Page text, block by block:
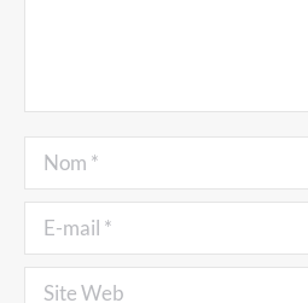
Nom *
E-mail *
Site Web